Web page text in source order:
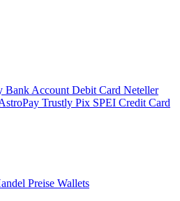
Bank Account Debit Card Neteller
Trustly Pix SPEI Credit Card
Preise Wallets